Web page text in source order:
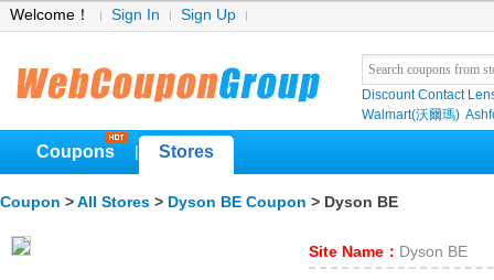
Welcome！ Sign In Sign Up
Discount Contact
Walmart(沃爾瑪)
Coupons Stores
Coupon > All Stores > Dyson BE Coupon > Dyson BE
Site Name： Dyson BE